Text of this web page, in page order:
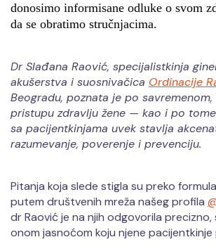
donosimo informisane odluke o svom
da se obratimo stručnjacima.
Dr Slađana Raović, specijalistkinja
akušerstva i suosnivačica Ordinacije
Beogradu, poznata je po
pristupu zdravlju žene — kao i po
sa pacijentkinjama uvek stavlja
razumevanje, poverenje i prevenciju.
Pitanja koja slede stigla su preko
putem društvenih mreža našeg profila
dr Raović je na njih odgovorila
onom jasnoćom koju njene